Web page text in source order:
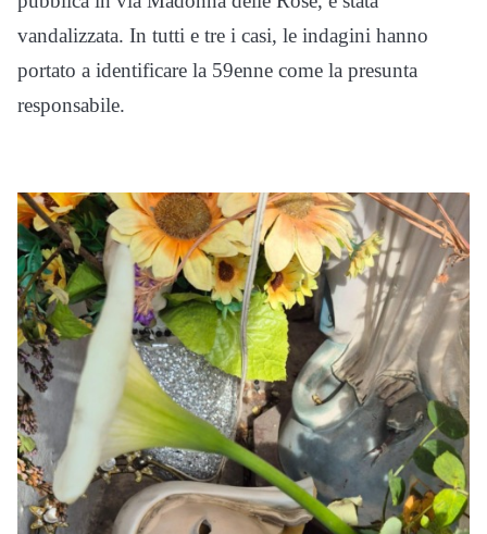
vandalizzata. In tutti e tre i casi, le indagini hanno
portato a identificare la 59enne come la presunta
responsabile.